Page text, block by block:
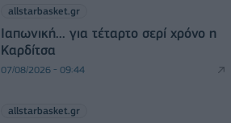
allstarbasket.gr
Ιαπωνική... για τέταρτο σερί χρόνο η
Καρδίτσα
07/08/2026 - 09:44
allstarbasket.gr